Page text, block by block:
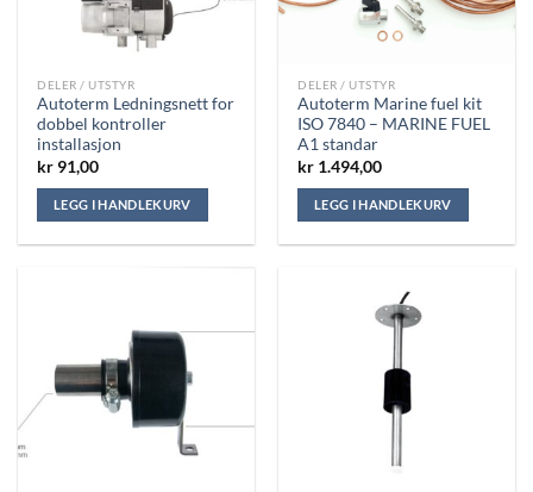
DELER / UTSTYR
Autoterm Ledningsnett for
dobbel kontroller
installasjon
kr 91,00
LEGG I HANDLEKURV
DELER / UTSTYR
Autoterm Marine fuel kit
ISO 7840 – MARINE FUEL
A1 standar
kr 1.494,00
LEGG I HANDLEKURV